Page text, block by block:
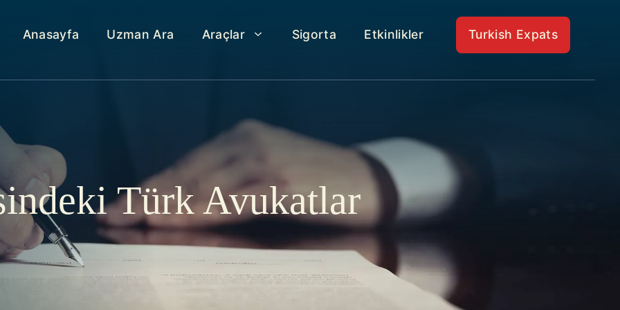
Anasayfa Uzman Ara Araçlar Sigorta Etkinlikler Turkish Expats
Türk Avukatlar